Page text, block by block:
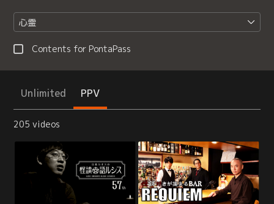
心霊
Contents for PontaPass
Unlimited PPV
205 videos